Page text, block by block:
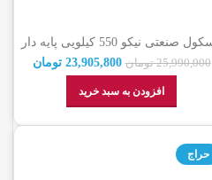
باسکول صنعتی نیکو 550 کیلویی پایه دار
نمایندگی رسمی + گارانتی
25,990,000 تومان 23,905,800 تومان
افزودن به سبد خرید
حراج